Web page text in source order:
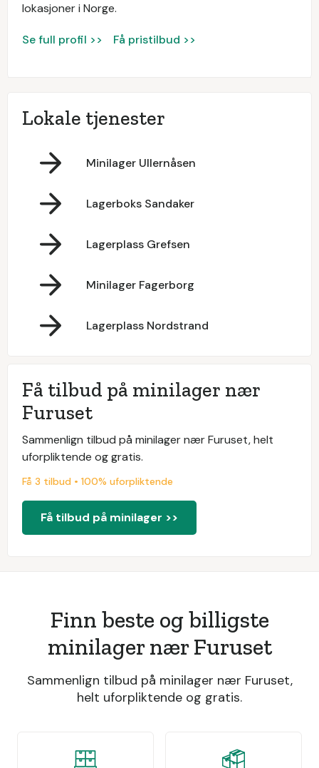
lokasjoner i Norge.
Se full profil >> Få pristilbud >>
Lokale tjenester
Minilager Ullernåsen
Lagerboks Sandaker
Lagerplass Grefsen
Minilager Fagerborg
Lagerplass Nordstrand
Få tilbud på minilager nær
Furuset
Sammenlign tilbud på minilager nær Furuset, helt
uforpliktende og gratis.
Få 3 tilbud • 100% uforpliktende
Få tilbud på minilager >>
Finn beste og billigste
minilager nær Furuset
Sammenlign tilbud på minilager nær Furuset,
helt uforpliktende og gratis.